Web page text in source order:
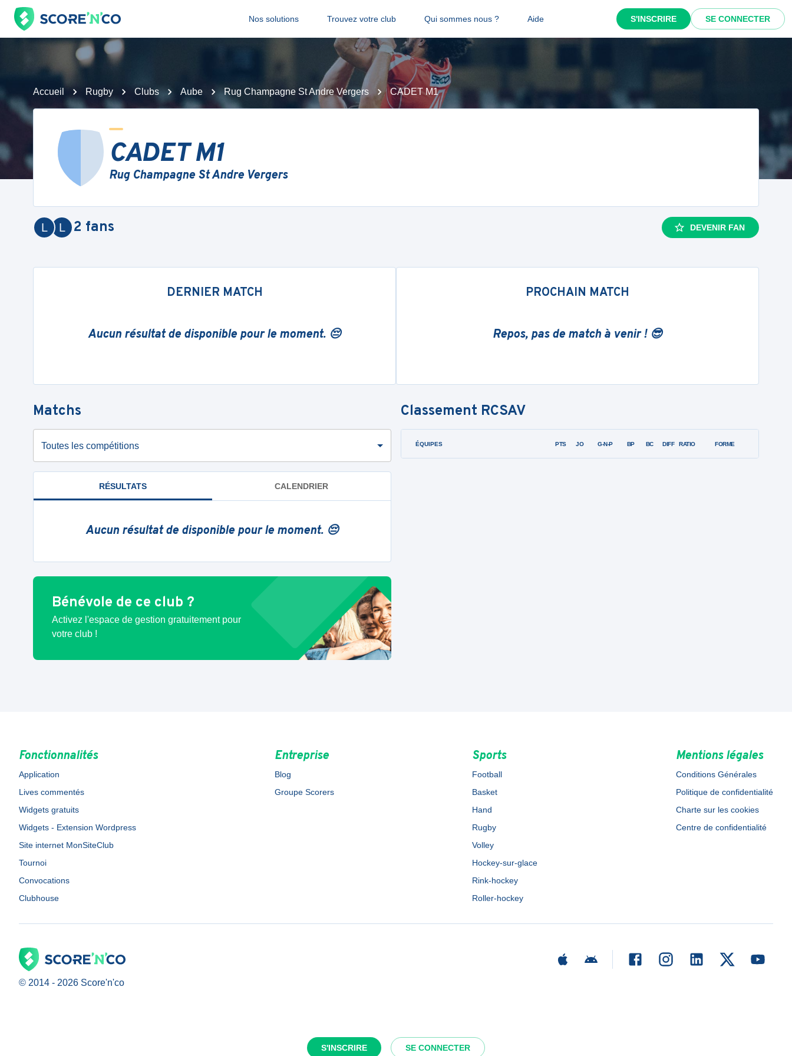
Nos solutions Trouvez votre club Qui sommes nous ? Aide S'INSCRIRE SE CONNECTER
S'INSCRIRE SE CONNECTER
Accueil Rugby Clubs Aube Rug Champagne St Andre Vergers CADET M1
CADET M1
Rug Champagne St Andre Vergers
L
L 2 fans DEVENIR FAN
DERNIER MATCH
Aucun résultat de disponible pour le moment. 😔
PROCHAIN MATCH
Repos, pas de match à venir ! 😎
Matchs
Toutes les compétitions
RÉSULTATS CALENDRIER
Aucun résultat de disponible pour le moment. 😔
Bénévole de ce club ?
Activez l'espace de gestion gratuitement pour
votre club !
Classement RCSAV
ÉQUIPES PTS JO G-N-P BP BC DIFF RATIO FORME
Fonctionnalités
Application
Lives commentés
Widgets gratuits
Widgets - Extension Wordpress
Site internet MonSiteClub
Tournoi
Convocations
Clubhouse
Entreprise
Blog
Groupe Scorers
Sports
Football
Basket
Hand
Rugby
Volley
Hockey-sur-glace
Rink-hockey
Roller-hockey
Mentions légales
Conditions Générales
Politique de confidentialité
Charte sur les cookies
Centre de confidentialité
© 2014 - 2026 Score'n'co